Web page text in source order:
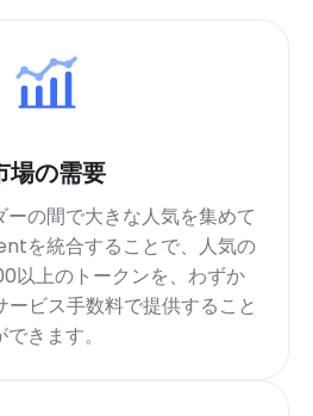
場の需要
の間で大きな人気を集めて
を統合することで、人気の
以上のトークンを、わずか
ービス手数料で提供すること
できます。